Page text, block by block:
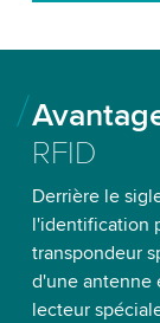
RFID
Derrière le
l'identification
transpondeur
d'une antenne
lecteur